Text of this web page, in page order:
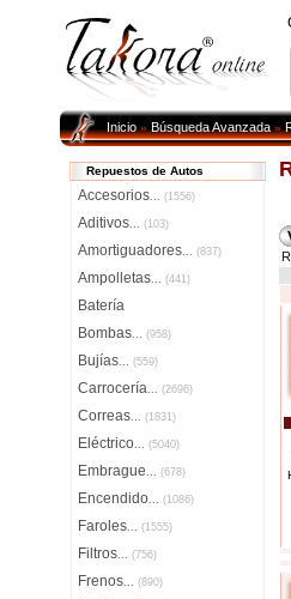
Inicio»Búsqueda Avanzada»
Repuestos de Autos
Accesorios... (1556)
Aditivos... (103)
Amortiguadores... (837)
Ampolletas... (441)
Batería
Bombas... (958)
Bujías... (559)
Carrocería... (2696)
Correas... (1831)
Eléctrico... (5040)
Embrague... (678)
Encendido... (1086)
Faroles... (1555)
Filtros... (756)
Frenos... (890)